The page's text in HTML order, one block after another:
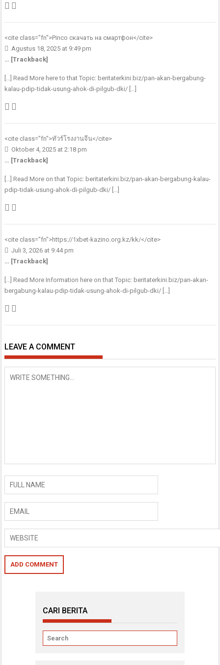
<cite class="fn">Pinco скачать на смартфон</cite>
Agustus 18, 2025 at 9:49 pm
… [Trackback]
[…] Read More here to that Topic: beritaterkini.biz/pan-akan-bergabung-
kalau-pdip-tidak-usung-ahok-di-pilgub-dki/ […]
<cite class="fn">ทัวร์โรงงานจีน</cite>
Oktober 4, 2025 at 2:18 pm
… [Trackback]
[…] Read More on that Topic: beritaterkini.biz/pan-akan-bergabung-kalau-
pdip-tidak-usung-ahok-di-pilgub-dki/ […]
<cite class="fn">https://1xbet-kazino.org.kz/kk/</cite>
Juli 3, 2026 at 9:44 pm
… [Trackback]
[…] Read More Information here on that Topic: beritaterkini.biz/pan-akan-
bergabung-kalau-pdip-tidak-usung-ahok-di-pilgub-dki/ […]
LEAVE A COMMENT
CARI BERITA